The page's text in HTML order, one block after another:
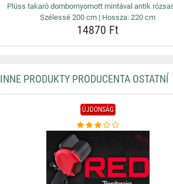
Plüss takaró dombornyomott mintával antik
Szélessé 200 cm | Hossza: 220 cm
14870 Ft
INNE PRODUKTY PRODUCENTA OSTATNÍ
ÚJDONSÁG